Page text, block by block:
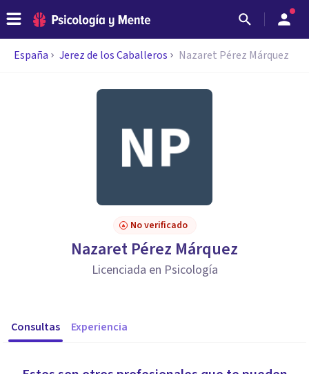
España Jerez de los Caballeros Nazaret Pérez Márquez
No verificado
Nazaret Pérez Márquez
Licenciada en Psicología
Consultas Experiencia